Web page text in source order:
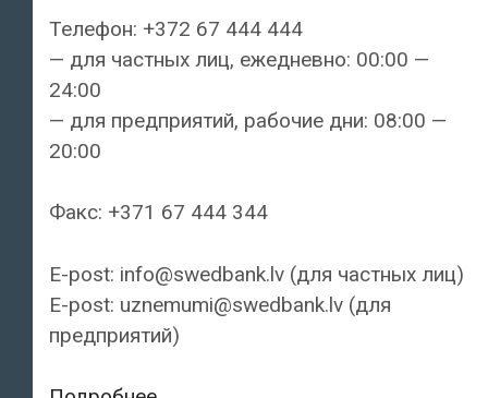
Телефон: +372 67 444 444
— для частных лиц, ежедневно: 00:00 —
24:00
— для предприятий, рабочие дни: 08:00 —
20:00
Факс: +371 67 444 344
E-post: info@swedbank.lv (для частных лиц)
E-post: uznemumi@swedbank.lv (для
предприятий)